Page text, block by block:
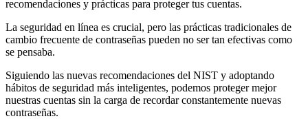
recomendaciones y prácticas para proteger tus cuentas.
La seguridad en línea es crucial, pero las prácticas tradicionales de
cambio frecuente de contraseñas pueden no ser tan efectivas como
se pensaba.
Siguiendo las nuevas recomendaciones del NIST y adoptando
hábitos de seguridad más inteligentes, podemos proteger mejor
nuestras cuentas sin la carga de recordar constantemente nuevas
contraseñas.